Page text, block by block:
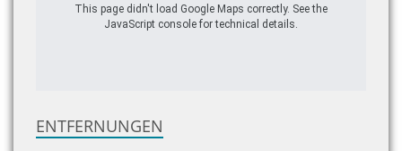
This page didn't load Google Maps correctly. See the
JavaScript console for technical details.
ENTFERNUNGEN